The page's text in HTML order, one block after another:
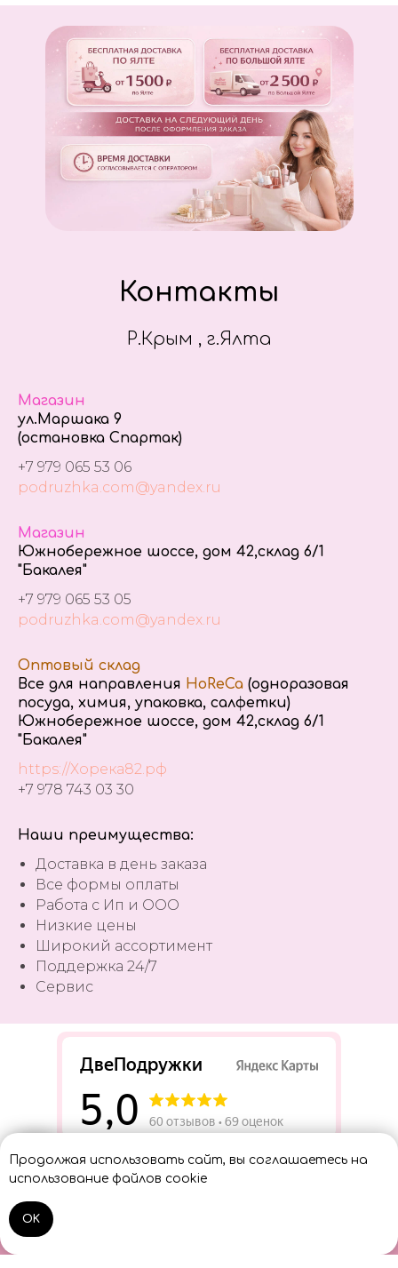
Home
Контакты
Р.Крым , г.Ялта
Магазин
ул.Маршака 9
(остановка Спартак)
+7 979 065 53 06
podruzhka.com@yandex.ru
Магазин
Южнобережное шоссе, дом 42,склад 6/1
"Бакалея"
+7 979 065 53 05
podruzhka.com@yandex.ru
Оптовый склад
Все для направления HoReCa (одноразовая
посуда, химия, упаковка, салфетки)
Южнобережное шоссе, дом 42,склад 6/1
"Бакалея"
https://Хорека82.рф
+7 978 743 03 30
Наши преимущества:
Доставка в день заказа
Все формы оплаты
Работа с Ип и ООО
Низкие цены
Широкий ассортимент
Поддержка 24/7
Сервис
Продолжая использовать сайт, вы соглашаетесь на
использование файлов cookie
OK
Разработать сайт
Консультант